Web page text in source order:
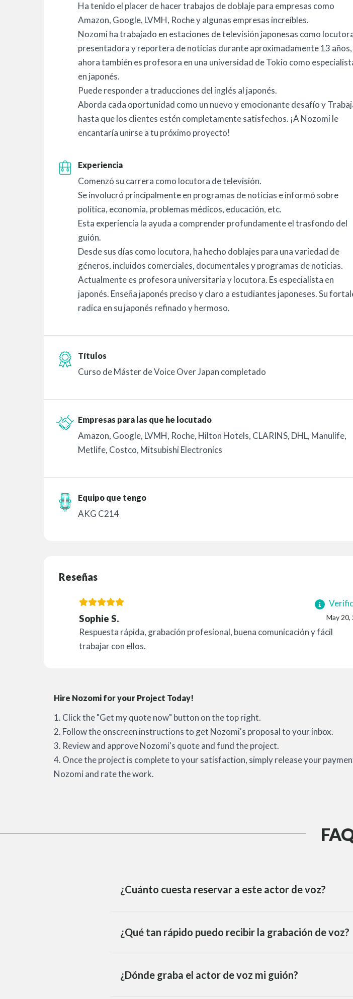
Ha tenido el placer de hacer trabajos de doblaje para empresas como
Amazon, Google, LVMH, Roche y algunas empresas increíbles.
Nozomi ha trabajado en estaciones de televisión japonesas como
presentadora y reportera de noticias durante aproximadamente 13
ahora también es profesora en una universidad de Tokio como
en japonés.
Puede responder a traducciones del inglés al japonés.
Aborda cada oportunidad como un nuevo y emocionante desafío y
hasta que los clientes estén completamente satisfechos. ¡A Nozomi le
encantaría unirse a tu próximo proyecto!
Experiencia
Comenzó su carrera como locutora de televisión.
Se involucró principalmente en programas de noticias e informó sobre
política, economía, problemas médicos, educación, etc.
Esta experiencia la ayuda a comprender profundamente el trasfondo del
guión.
Desde sus días como locutora, ha hecho doblajes para una variedad de
géneros, incluidos comerciales, documentales y programas de noticias.
Actualmente es profesora universitaria y locutora. Es especialista en
japonés. Enseña japonés preciso y claro a estudiantes japoneses. Su
radica en su japonés refinado y hermoso.
Títulos
Curso de Máster de Voice Over Japan completado
Empresas para las que he locutado
Amazon, Google, LVMH, Roche, Hilton Hotels, CLARINS, DHL, Manulife,
Metlife, Costco, Mitsubishi Electronics
Equipo que tengo
AKG C214
Reseñas
May 20,
Sophie S.
Respuesta rápida, grabación profesional, buena comunicación y fácil
trabajar con ellos.
Hire Nozomi for your Project Today!
1. Click the "Get my quote now" button on the top right.
2. Follow the onscreen instructions to get Nozomi's proposal to your inbox.
3. Review and approve Nozomi's quote and fund the project.
4. Once the project is complete to your satisfaction, simply release your
Nozomi and rate the work.
¿Cuánto cuesta reservar a este actor de voz?
¿Qué tan rápido puedo recibir la grabación de voz?
¿Dónde graba el actor de voz mi guión?